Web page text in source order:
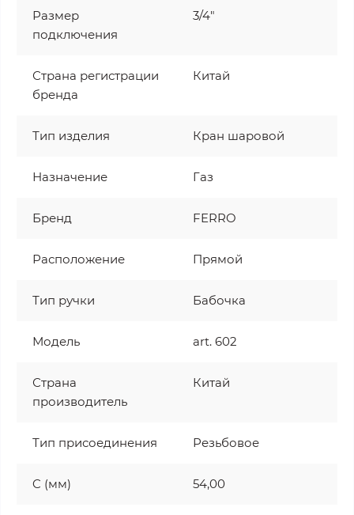
Размер
подключения
3/4"
Страна регистрации
бренда
Китай
Тип изделия Кран шаровой
Назначение Газ
Бренд FERRO
Расположение Прямой
Тип ручки Бабочка
Модель art. 602
Страна
производитель
Китай
Тип присоединения Резьбовое
C (мм) 54,00